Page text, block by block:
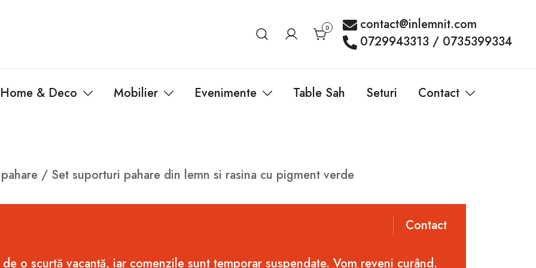
0
contact@inlemnit.com
0729943313 / 0735399334
Home & Deco Mobilier Evenimente Table Sah Seturi Contact
/ Set suporturi pahare din lemn si rasina cu pigment verde
Contact
o scurtă vacanță, iar comenzile sunt temporar suspendate. Vom reveni curând.